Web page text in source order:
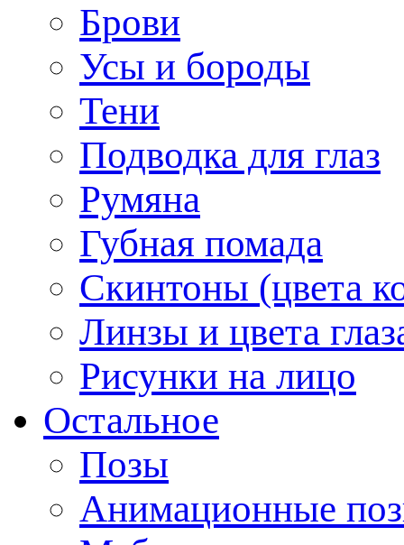
Брови
Усы и бороды
Тени
Подводка для глаз
Румяна
Губная помада
Скинтоны (цвета
Линзы и цвета
Рисунки на лицо
Остальное
Позы
Анимационные